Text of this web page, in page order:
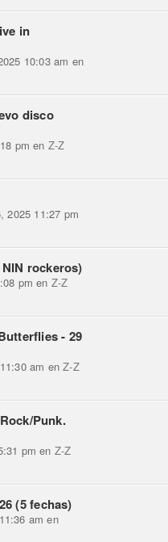
in
10:03 am en
disco
pm en Z-Z
2025 11:27 pm
rockeros)
pm en Z-Z
- 29
am enZ-Z
Punk.
pm en Z-Z
(5 fechas)
am en